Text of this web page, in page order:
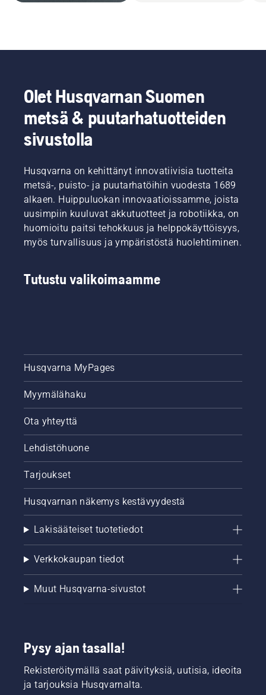
Olet Husqvarnan Suomen
metsä & puutarhatuotteiden
sivustolla
Husqvarna on kehittänyt innovatiivisia tuotteita
metsä-, puisto- ja puutarhatöihin vuodesta 1689
alkaen. Huippuluokan innovaatioissamme, joista
uusimpiin kuuluvat akkutuotteet ja robotiikka, on
huomioitu paitsi tehokkuus ja helppokäyttöisyys,
myös turvallisuus ja ympäristöstä huolehtiminen.
Tutustu valikoimaamme
Husqvarna MyPages
Myymälähaku
Ota yhteyttä
Lehdistöhuone
Tarjoukset
Husqvarnan näkemys kestävyydestä
Lakisääteiset tuotetiedot
Verkkokaupan tiedot
Muut Husqvarna-sivustot
Pysy ajan tasalla!
Rekisteröitymällä saat päivityksiä, uutisia, ideoita
ja tarjouksia Husqvarnalta.